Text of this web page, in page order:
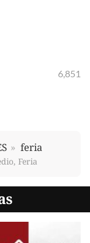
6,851
feria
Feria